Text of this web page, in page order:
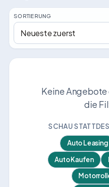
SORTIERUNG
Keine
die
SCHAU
Auto Leasing
Auto Kaufen